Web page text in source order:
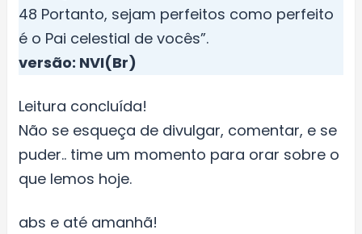
48 Portanto, sejam perfeitos como perfeito
é o Pai celestial de vocês”.
versão: NVI(Br)
Leitura concluída!
Não se esqueça de divulgar, comentar, e se
puder.. time um momento para orar sobre o
que lemos hoje.
abs e até amanhã!